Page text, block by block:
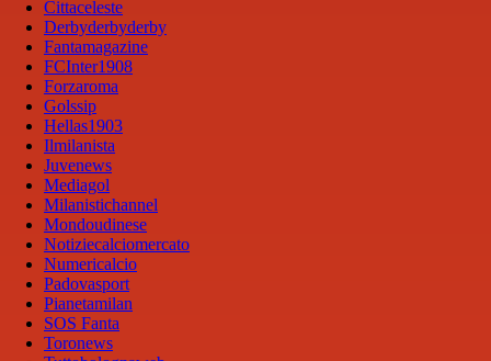
Cittaceleste
Derbyderbyderby
Fantamagazine
FCInter1908
Forzaroma
Golssip
Hellas1903
Ilmilanista
Juvenews
Mediagol
Milanistichannel
Mondoudinese
Notiziecalciomercato
Numericalcio
Padovasport
Pianetamilan
SOS Fanta
Toronews